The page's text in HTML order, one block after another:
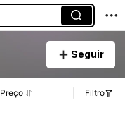
Seguir
Preço Filtro